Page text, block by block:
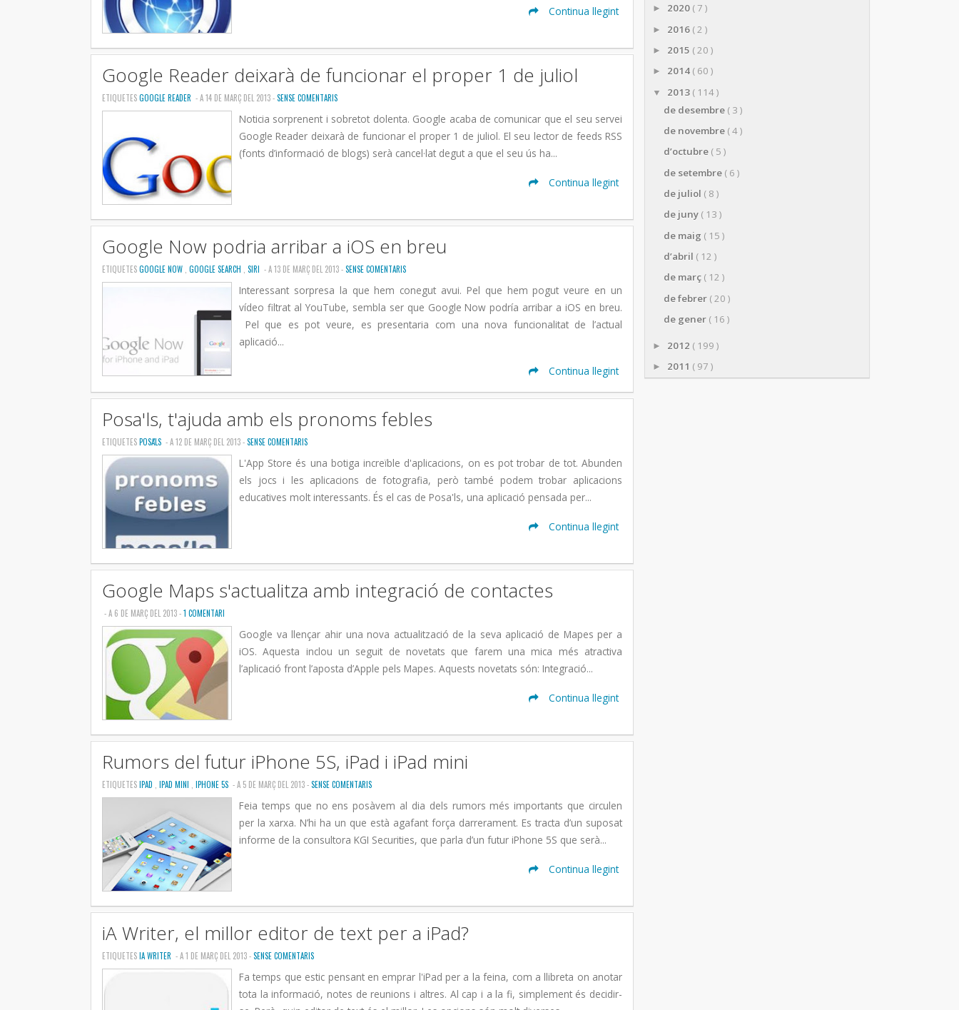
Continua llegint
Google Reader deixarà de funcionar el proper 1 de juliol
ETIQUETESGOOGLE READER - A 14 DE MARÇ DEL 2013 -SENSE COMENTARIS
Noticia sorprenent i sobretot dolenta. Google acaba de comunicar que el seu servei
Google Reader deixarà de funcionar el proper 1 de juliol. El seu lector de feeds RSS
(fonts d’informació de blogs) serà cancel·lat degut a que el seu ús ha...
Continua llegint
Google Now podria arribar a iOS en breu
ETIQUETESGOOGLE NOW GOOGLE SEARCH SIRI - A 13 DE MARÇ DEL 2013 -SENSE COMENTARIS
Interessant sorpresa la que hem conegut avui. Pel que hem pogut veure en un
vídeo filtrat al YouTube, sembla ser que Google Now podría arribar a iOS en breu.
Pel que es pot veure, es presentaria com una nova funcionalitat de l’actual
aplicació...
Continua llegint
Posa'ls, t'ajuda amb els pronoms febles
ETIQUETESPOSA'LS - A 12 DE MARÇ DEL 2013 -SENSE COMENTARIS
L'App Store és una botiga increïble d'aplicacions, on es pot trobar de tot. Abunden
els jocs i les aplicacions de fotografia, però també podem trobar aplicacions
educatives molt interessants. És el cas de Posa'ls, una aplicació pensada per...
Continua llegint
Google Maps s'actualitza amb integració de contactes
- A 6 DE MARÇ DEL 2013 -1 COMENTARI
Google va llençar ahir una nova actualització de la seva aplicació de Mapes per a
iOS. Aquesta inclou un seguit de novetats que farem una mica més atractiva
l’aplicació front l’aposta d’Apple pels Mapes. Aquests novetats són: Integració...
Continua llegint
Rumors del futur iPhone 5S, iPad i iPad mini
ETIQUETESIPAD IPAD MINI IPHONE 5S - A 5 DE MARÇ DEL 2013 -SENSE COMENTARIS
Feia temps que no ens posàvem al dia dels rumors més importants que circulen
per la xarxa. N’hi ha un que està agafant força darrerament. Es tracta d’un suposat
informe de la consultora KGI Securities, que parla d’un futur iPhone 5S que serà...
Continua llegint
iA Writer, el millor editor de text per a iPad?
ETIQUETESIA WRITER - A 1 DE MARÇ DEL 2013 -SENSE COMENTARIS
Fa temps que estic pensant en emprar l'iPad per a la feina, com a llibreta on anotar
tota la informació, notes de reunions i altres. Al cap i a la fi, simplement és decidir-
► 2020 ( 7 )
► 2016 ( 2 )
► 2015 ( 20 )
► 2014 ( 60 )
▼ 2013 ( 114 )
de desembre ( 3 )
de novembre ( 4 )
d’octubre ( 5 )
de setembre ( 6 )
de juliol ( 8 )
de juny ( 13 )
de maig ( 15 )
d’abril ( 12 )
de març ( 12 )
de febrer ( 20 )
de gener ( 16 )
► 2012 ( 199 )
► 2011 ( 97 )